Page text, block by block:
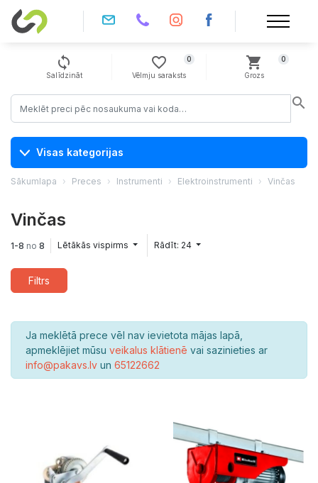
sync
Salīdzināt
favorite_border
Vēlmju saraksts
0 shopping_cart
Grozs
0
search
Visas kategorijas
Sākumlapa Preces Instrumenti Elektroinstrumenti Vinčas
Vinčas
1-8 no 8 Lētākās vispirms Rādīt: 24
Filtrs
Ja meklētā prece vēl nav ievietota mājas lapā,
apmeklējiet mūsu veikalus klātienē vai sazinieties ar
info@pakavs.lv un 65122662